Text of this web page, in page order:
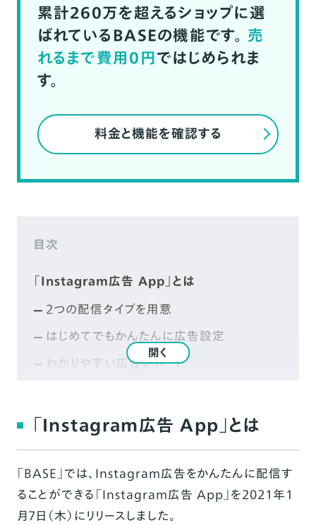
累計260万を超えるショップに選
ばれているBASEの機能です。 売
れるまで費用0円ではじめられま
す。
料金と機能を確認する
目次
「Instagram広告 App」とは
2つの配信タイプを用意
はじめてでもかんたんに広告設定
わかりやすい広告レポート
FacebookページとInstagramアカウント紐
づける
「BASE」でFacebookと商品情報を連携
ポリシーに同意する
開く
「Instagram広告 App」とは
「BASE」では、Instagram広告をかんたんに配信す
ることができる「Instagram広告 App」を2021年1
月7日（木）にリリースしました。